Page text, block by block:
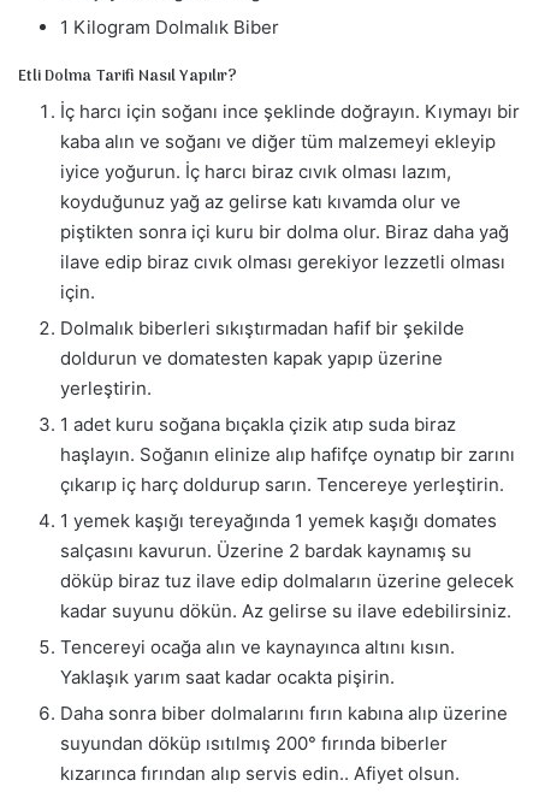
1 Kilogram Dolmalık Biber
Etli Dolma Tarifi Nasıl Yapılır?
İç harcı için soğanı ince şeklinde doğrayın. Kıymayı bir
kaba alın ve soğanı ve diğer tüm malzemeyi ekleyip
iyice yoğurun. İç harcı biraz cıvık olması lazım,
koyduğunuz yağ az gelirse katı kıvamda olur ve
piştikten sonra içi kuru bir dolma olur. Biraz daha yağ
ilave edip biraz cıvık olması gerekiyor lezzetli olması
için.
Dolmalık biberleri sıkıştırmadan hafif bir şekilde
doldurun ve domatesten kapak yapıp üzerine
yerleştirin.
1 adet kuru soğana bıçakla çizik atıp suda biraz
haşlayın. Soğanın elinize alıp hafifçe oynatıp bir zarını
çıkarıp iç harç doldurup sarın. Tencereye yerleştirin.
1 yemek kaşığı tereyağında 1 yemek kaşığı domates
salçasını kavurun. Üzerine 2 bardak kaynamış su
döküp biraz tuz ilave edip dolmaların üzerine gelecek
kadar suyunu dökün. Az gelirse su ilave edebilirsiniz.
Tencereyi ocağa alın ve kaynayınca altını kısın.
Yaklaşık yarım saat kadar ocakta pişirin.
Daha sonra biber dolmalarını fırın kabına alıp üzerine
suyundan döküp ısıtılmış 200° fırında biberler
kızarınca fırından alıp servis edin.. Afiyet olsun.